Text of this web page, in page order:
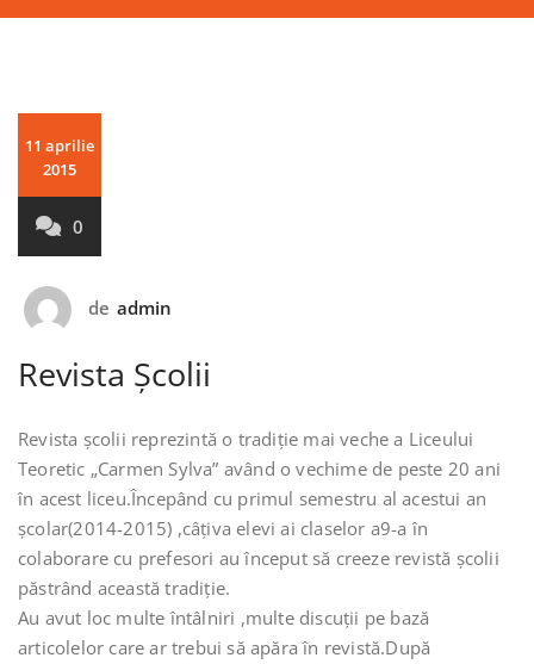
11 aprilie
2015
0
de admin
Revista Școlii
Revista școlii reprezintă o tradiție mai veche a Liceului
Teoretic „Carmen Sylva” având o vechime de peste 20 ani
în acest liceu.Începând cu primul semestru al acestui an
școlar(2014-2015) ,câțiva elevi ai claselor a9-a în
colaborare cu prefesori au început să creeze revistă școlii
păstrând această tradiție.
Au avut loc multe întâlniri ,multe discuții pe bază
articolelor care ar trebui să apăra în revistă.După